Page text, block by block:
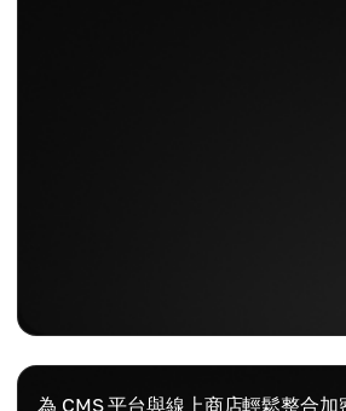
為 CMS 平台與線上商店輕鬆整合加